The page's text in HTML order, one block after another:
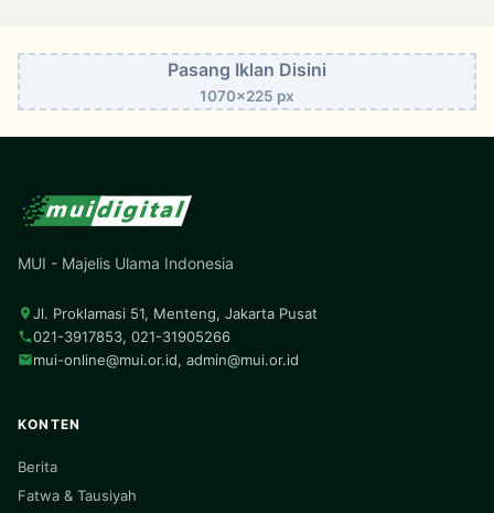
Pasang Iklan Disini
1070x225 px
MUI - Majelis Ulama Indonesia
Jl. Proklamasi 51, Menteng, Jakarta Pusat
021-3917853, 021-31905266
mui-online@mui.or.id, admin@mui.or.id
KONTEN
Berita
Fatwa & Tausiyah